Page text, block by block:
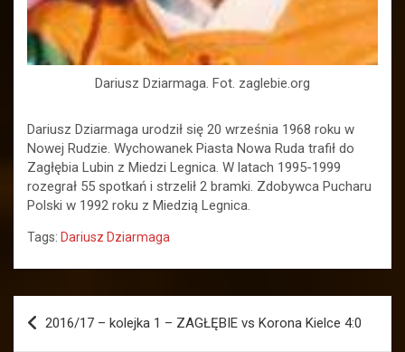
Dariusz Dziarmaga. Fot. zaglebie.org
Dariusz Dziarmaga urodził się 20 września 1968 roku w
Nowej Rudzie. Wychowanek Piasta Nowa Ruda trafił do
Zagłębia Lubin z Miedzi Legnica. W latach 1995-1999
rozegrał 55 spotkań i strzelił 2 bramki. Zdobywca Pucharu
Polski w 1992 roku z Miedzią Legnica.
Tags: Dariusz Dziarmaga
Nawigacja
wpisu
2016/17 – kolejka 1 – ZAGŁĘBIE vs Korona Kielce 4:0